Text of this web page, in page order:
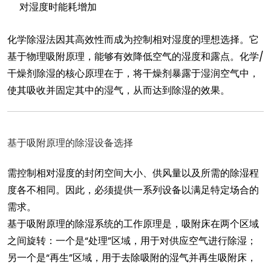
对湿度时能耗增加
化学除湿法因其高效性而成为控制相对湿度的理想选择。它
基于物理吸附原理，能够有效降低空气的湿度和露点。化学/
干燥剂除湿的核心原理在于，将干燥剂暴露于湿润空气中，
使其吸收并固定其中的湿气，从而达到除湿的效果。
基于吸附原理的除湿设备选择
需控制相对湿度的封闭空间大小、供风量以及所需的除湿程
度各不相同。因此，必须提供一系列设备以满足特定场合的
需求。
基于吸附原理的除湿系统的工作原理是，吸附床在两个区域
之间旋转：一个是“处理”区域，用于对供应空气进行除湿；
另一个是“再生”区域，用于去除吸附的湿气并再生吸附床，